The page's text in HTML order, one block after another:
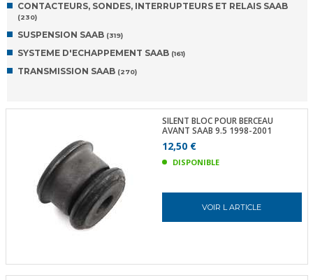
CONTACTEURS, SONDES, INTERRUPTEURS ET RELAIS SAAB
(230)
SUSPENSION SAAB (319)
SYSTEME D'ECHAPPEMENT SAAB (161)
TRANSMISSION SAAB (270)
SILENT BLOC POUR BERCEAU
AVANT SAAB 9.5 1998-2001
12,50 €
DISPONIBLE
VOIR L ARTICLE